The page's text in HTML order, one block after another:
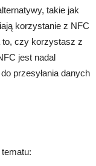
takie jak
korzystanie z NFC
to, czy korzystasz z
jest nadal
przesyłania danych